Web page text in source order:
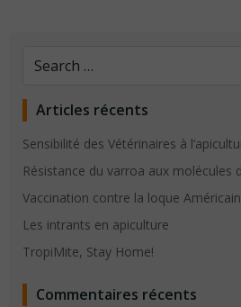
Search
Articles récents
Sensibilité des Vétérinaires à
Résistance du varroa aux molécules
Vaccination contre la loque
Les intrants en apiculture
TropiMite, Stay Home!
Commentaires récents